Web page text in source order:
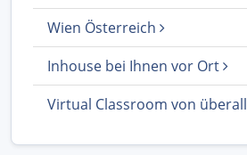
Wien Österreich
Inhouse bei Ihnen vor Ort
Virtual Classroom von überall